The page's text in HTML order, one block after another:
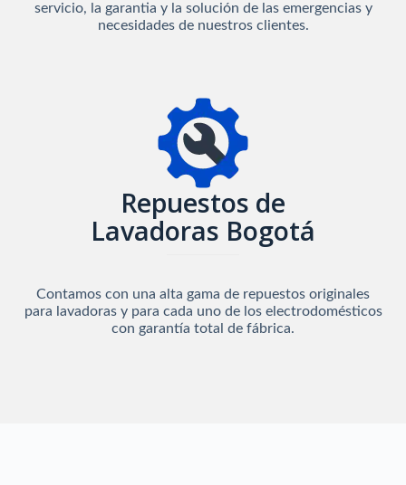
servicio, la garantia y la solución de las emergencias y
necesidades de nuestros clientes.
Repuestos de
Lavadoras Bogotá
Contamos con una alta gama de repuestos originales
para lavadoras y para cada uno de los electrodomésticos
con garantía total de fábrica.